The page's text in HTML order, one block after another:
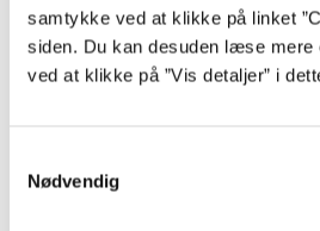
samtykke ved at klikke på linket
siden. Du kan desuden læse mere
ved at klikke på ”Vis detaljer” i
Nødvendig
Hotline
30 35 28 18